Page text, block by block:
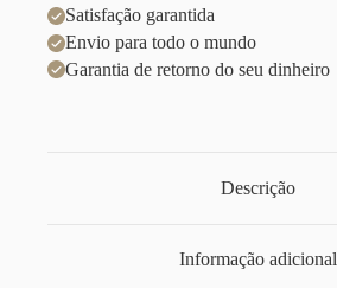
Satisfação garantida
Envio para todo o mundo
Garantia de retorno do seu dinheiro
Descrição
Informação adicional